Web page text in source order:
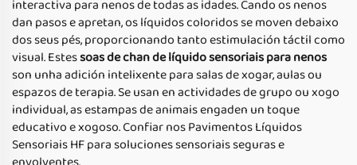
interactiva para nenos de todas as idades. Cando os nenos
dan pasos e apretan, os líquidos coloridos se moven debaixo
dos seus pés, proporcionando tanto estimulación táctil como
visual. Estessoas de chan de líquido sensoriais para nenos
son unha adición intelixente para salas de xogar, aulas ou
espazos de terapia. Se usan en actividades de grupo ou xogo
individual, as estampas de animais engaden un toque
educativo e xogoso. Confiar nos Pavimentos Líquidos
Sensoriais HF para soluciones sensoriais seguras e